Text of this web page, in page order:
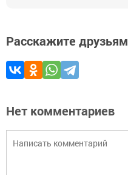
Расскажите друзьям
Нет комментариев